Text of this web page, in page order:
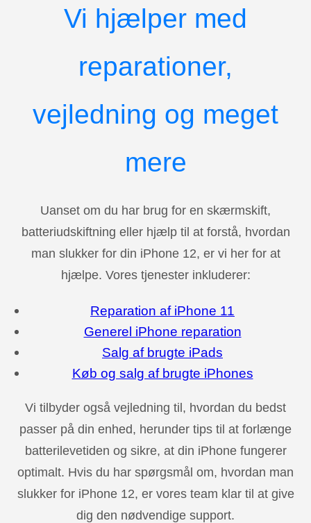
Vi hjælper med
reparationer,
vejledning og meget
mere
Uanset om du har brug for en skærmskift,
batteriudskiftning eller hjælp til at forstå, hvordan
man slukker for din iPhone 12, er vi her for at
hjælpe. Vores tjenester inkluderer:
Reparation af iPhone 11
Generel iPhone reparation
Salg af brugte iPads
Køb og salg af brugte iPhones
Vi tilbyder også vejledning til, hvordan du bedst
passer på din enhed, herunder tips til at forlænge
batterilevetiden og sikre, at din iPhone fungerer
optimalt. Hvis du har spørgsmål om, hvordan man
slukker for iPhone 12, er vores team klar til at give
dig den nødvendige support.